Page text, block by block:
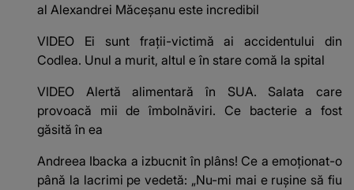
al Alexandrei Măceșanu este incredibil
VIDEO Ei sunt frații-victimă ai accidentului din
Codlea. Unul a murit, altul e în stare comă la spital
VIDEO Alertă alimentară în SUA. Salata care
provoacă mii de îmbolnăviri. Ce bacterie a fost
găsită în ea
Andreea Ibacka a izbucnit în plâns! Ce a emoționat-o
până la lacrimi pe vedetă: „Nu-mi mai e rușine să fiu